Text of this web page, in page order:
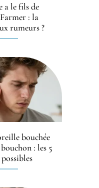
a le fils de
: la
rumeurs ?
bouchée
: les 5
possibles